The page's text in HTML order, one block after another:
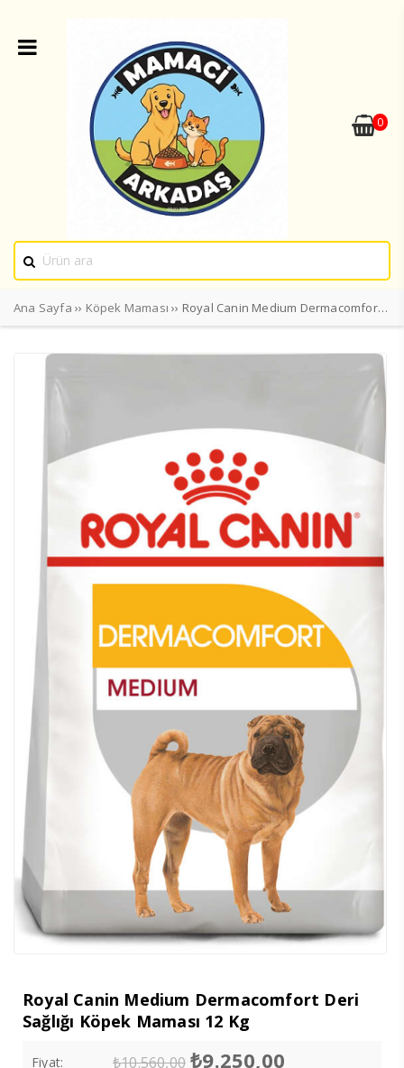
0
Ana Sayfa ›› Köpek Maması ›› Royal Canin Medium Dermacomfort Deri Sağlığı Köpek Maması 12 Kg
Royal Canin Medium Dermacomfort Deri
Sağlığı Köpek Maması 12 Kg
Fiyat: ₺10.560,00 Orijinal
₺9.250,00